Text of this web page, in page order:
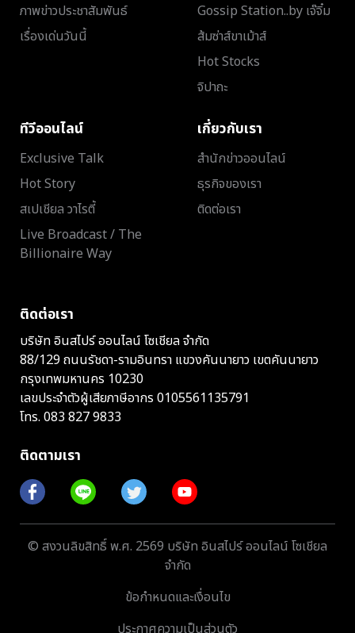
ภาพข่าวประชาสัมพันธ์
เรื่องเด่นวันนี้
Gossip Station..by เจ๊จิ๋ม
ส้มซ่าส์ขาเม้าส์
Hot Stocks
จิปาถะ
ทีวีออนไลน์
Exclusive Talk
Hot Story
สเปเชียล วาไรตี้
Live Broadcast / The
Billionaire Way
เกี่ยวกับเรา
สำนักข่าวออนไลน์
ธุรกิจของเรา
ติดต่อเรา
ติดต่อเรา
บริษัท อินสไปร์ ออนไลน์ โซเชียล จำกัด
88/129 ถนนรัชดา-รามอินทรา แขวงคันนายาว เขตคันนายาว
กรุงเทพมหานคร 10230
เลขประจำตัวผู้เสียภาษีอากร 0105561135791
โทร. 083 827 9833
ติดตามเรา
© สงวนลิขสิทธิ์ พ.ศ. 2569 บริษัท อินสไปร์ ออนไลน์ โซเชียล
จำกัด
ข้อกำหนดและเงื่อนไข